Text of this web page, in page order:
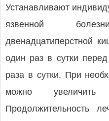
Устанавливают
язвенной
двенадцатиперстной
один раз в сутки
раза в сутки. При
можно
Продолжительность